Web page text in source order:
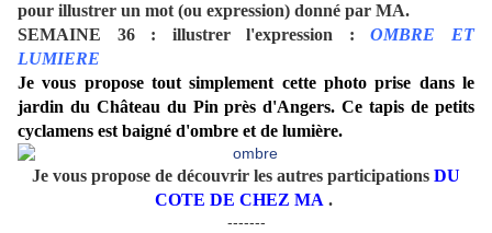
pour illustrer un mot (ou expression) donné par MA.
SEMAINE 36 : illustrer l'expression :OMBRE ET
LUMIERE
Je vous propose tout simplement cette photo prise dans le
jardin du Château du Pin près d'Angers. Ce tapis de petits
cyclamens est baigné d'ombre et de lumière.
Je vous propose de découvrir les autres participations DU
COTE DE CHEZ MA .
-------